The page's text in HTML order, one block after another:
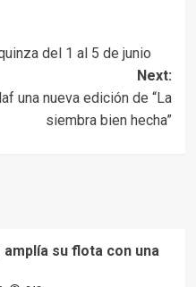
del 1 al 5 de junio
Next:
una nueva edición de “La
siembra bien hecha”
su flota con una